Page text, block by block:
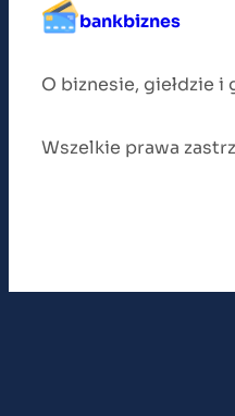
bankbiznes
O biznesie, giełdzie i
Wszelkie prawa